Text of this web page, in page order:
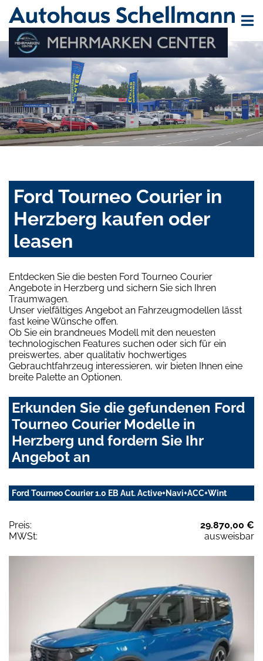
Ford Tourneo Courier in
Herzberg kaufen oder
leasen
Entdecken Sie die besten Ford Tourneo Courier
Angebote in Herzberg und sichern Sie sich Ihren
Traumwagen.
Unser vielfältiges Angebot an Fahrzeugmodellen lässt
fast keine Wünsche offen.
Ob Sie ein brandneues Modell mit den neuesten
technologischen Features suchen oder sich für ein
preiswertes, aber qualitativ hochwertiges
Gebrauchtfahrzeug interessieren, wir bieten Ihnen eine
breite Palette an Optionen.
Erkunden Sie die gefundenen Ford
Tourneo Courier Modelle in
Herzberg und fordern Sie Ihr
Angebot an
Ford Tourneo Courier 1.0 EB Aut. Active+Navi+ACC+Wint
Preis:
29.870,00 €
MWSt:
ausweisbar